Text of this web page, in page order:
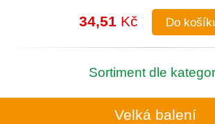
Návod na přípravu: Do uvařených těstovin
směs a lžíci olivového oleje. Je možné také
rozehřát a koření na něm zlehka opražit,
následně přidat směs k těstovinám.
v obchodě.
Uchovávejte v suchu a temnu.
34,51Kč Do
Sortiment dle
Velká balení